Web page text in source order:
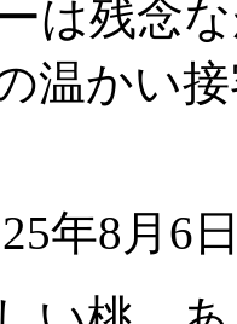
は残念
温かい
年8月6